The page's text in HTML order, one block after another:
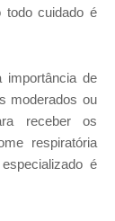
todo cuidado é
importância de
moderados ou
receber os
respiratória
é